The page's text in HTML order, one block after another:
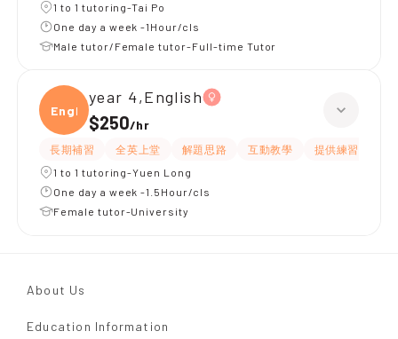
1 to 1 tutoring-Tai Po
One day a week -1Hour/cls
Male tutor/Female tutor-Full-time Tutor
Engli
year 4,English
$250/hr
長期補習 全英上堂 解題思路 互動教學
提供練習題/試題
1 to 1 tutoring-Yuen Long
One day a week -1.5Hour/cls
Female tutor-University
About Us
Education Information